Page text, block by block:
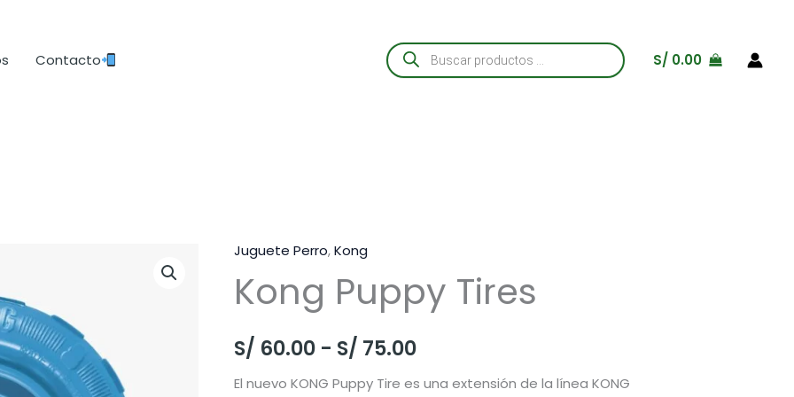
Contacto
Búsqueda
de
productos
S/ 0.00
Juguete Perro,Kong
Kong Puppy Tires
S/ 60.00 - S/ 75.00Rango
de
El nuevo KONG Puppy Tire es una extensión de la línea KONG